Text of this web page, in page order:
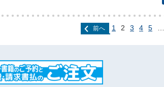
前へ 1 2 3 4 5 …